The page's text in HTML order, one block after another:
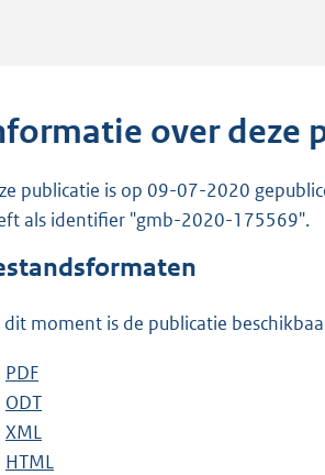
over deze
publicatie is op 09-07-2020
als identifier "gmb-2020-175569".
dit moment is de publicatie
D
o
w
n
PDF
e
s
t
D
o
w
ODT
s
D
o
XML
e
D
HTML